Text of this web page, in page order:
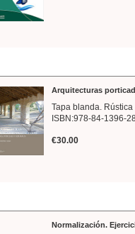
Arquitecturas
Tapa blanda. Rústica
ISBN:978-84-1396-
€30.00
Normalización.